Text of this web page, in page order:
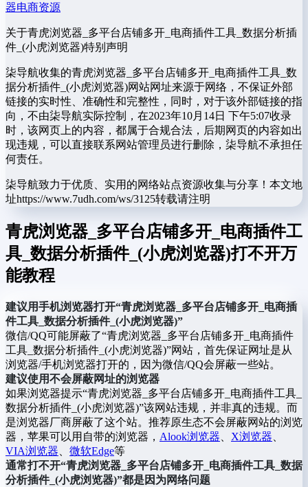
器电商资源
关于青虎浏览器_多平台店铺多开_电商插件工具_数据分析插
件_(小虎浏览器)特别声明
柒导航收集的青虎浏览器_多平台店铺多开_电商插件工具_数
据分析插件_(小虎浏览器)网站网址来源于网络，不保证外部
链接的实时性、准确性和完整性，同时，对于该外部链接的指
向，不由柒导航实际控制，在2023年10月14日 下午5:07收录
时，该网页上的内容，都属于合规合法，后期网页的内容如出
现违规，可以直接联系网站管理员进行删除，柒导航不承担任
何责任。
柒导航致力于优质、实用的网络站点资源收集与分享！ 本文地
址https://www.7udh.com/ws/3125转载请注明
青虎浏览器_多平台店铺多开_电商插件工
具_数据分析插件_(小虎浏览器)打不开万
能教程
建议用手机浏览器打开“青虎浏览器_多平台店铺多开_电商插
件工具_数据分析插件_(小虎浏览器)”
微信/QQ可能屏蔽了“青虎浏览器_多平台店铺多开_电商插件
工具_数据分析插件_(小虎浏览器)”网站，首先保证网址是从
浏览器/手机浏览器打开的，因为微信/QQ会屏蔽一些站。
建议使用不会屏蔽网址的浏览器
如果浏览器提示“青虎浏览器_多平台店铺多开_电商插件工具_
数据分析插件_(小虎浏览器)”该网站违规，并非真的违规。而
是浏览器厂商屏蔽了这个站。推荐原生态不会屏蔽网站的浏览
器，苹果可以用自带的浏览器， Alook浏览器 X浏览器
VIA浏览器
微软Edge等
通常打不开“青虎浏览器_多平台店铺多开_电商插件工具_数据
分析插件_(小虎浏览器)”都是因为网络问题